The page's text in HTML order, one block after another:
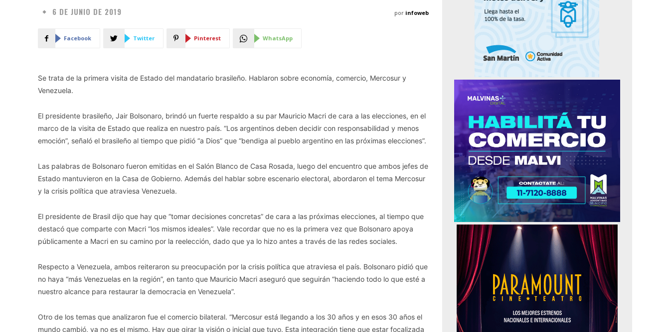
6 DE JUNIO DE 2019 por infoweb
Facebook Twitter Pinterest WhatsApp
Se trata de la primera visita de Estado del mandatario brasileño. Hablaron sobre economía, comercio, Mercosur y
Venezuela.
El presidente brasileño, Jair Bolsonaro, brindó un fuerte respaldo a su par Mauricio Macri de cara a las elecciones, en el
marco de la visita de Estado que realiza en nuestro país. “Los argentinos deben decidir con responsabilidad y menos
emoción”, señaló el brasileño al tiempo que pidió “a Dios” que “bendiga al pueblo argentino en las próximas elecciones”.
Las palabras de Bolsonaro fueron emitidas en el Salón Blanco de Casa Rosada, luego del encuentro que ambos jefes de
Estado mantuvieron en la Casa de Gobierno. Además del hablar sobre escenario electoral, abordaron el tema Mercosur
y la crisis política que atraviesa Venezuela.
El presidente de Brasil dijo que hay que “tomar decisiones concretas” de cara a las próximas elecciones, al tiempo que
destacó que comparte con Macri “los mismos ideales”. Vale recordar que no es la primera vez que Bolsonaro apoya
públicamente a Macri en su camino por la reelección, dado que ya lo hizo antes a través de las redes sociales.
Respecto a Venezuela, ambos reiteraron su preocupación por la crisis política que atraviesa el país. Bolsonaro pidió que
no haya “más Venezuelas en la región”, en tanto que Mauricio Macri aseguró que seguirán “haciendo todo lo que esté a
nuestro alcance para restaurar la democracia en Venezuela”.
Otro de los temas que analizaron fue el comercio bilateral. “Mercosur está llegando a los 30 años y en esos 30 años el
mundo cambió, ya no es el mismo. Hay que girar la visión o inicial que tuvo. Esta integración tiene que estar focalizada